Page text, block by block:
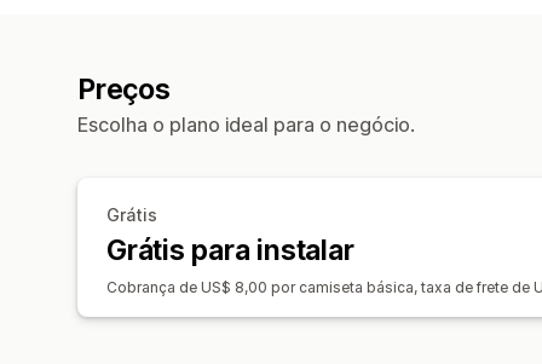
Preços
Escolha o plano ideal para o negócio.
Grátis
Grátis para instalar
Cobrança de US$ 8,00 por camiseta básica, taxa de frete de